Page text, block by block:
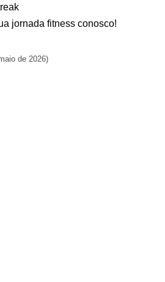
jornada fitness conosco!
de 2026)